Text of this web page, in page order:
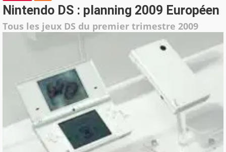
Nintendo DS : planning 2009 Européen
Tous les jeux DS du premier trimestre 2009